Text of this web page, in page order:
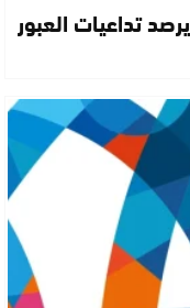
تداعيات العبور